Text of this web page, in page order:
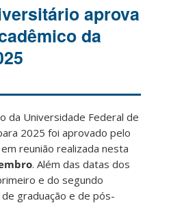
aprova
da
da Universidade Federal de
2025 foi aprovado pelo
reunião realizada nesta
. Além das datas dos
e do segundo
graduação e de pós-